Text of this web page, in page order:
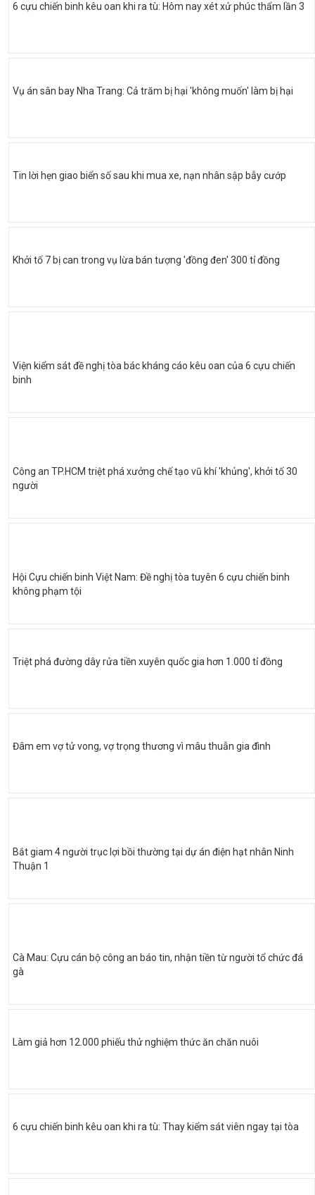
6 cựu chiến binh kêu oan khi ra tù: Hôm nay xét xử phúc thẩm lần 3
Vụ án sân bay Nha Trang: Cả trăm bị hại 'không muốn' làm bị hại
Tin lời hẹn giao biển số sau khi mua xe, nạn nhân sập bẫy cướp
Khởi tố 7 bị can trong vụ lừa bán tượng 'đồng đen' 300 tỉ đồng
Viện kiểm sát đề nghị tòa bác kháng cáo kêu oan của 6 cựu chiến
binh
Công an TP.HCM triệt phá xưởng chế tạo vũ khí 'khủng', khởi tố 30
người
Hội Cựu chiến binh Việt Nam: Đề nghị tòa tuyên 6 cựu chiến binh
không phạm tội
Triệt phá đường dây rửa tiền xuyên quốc gia hơn 1.000 tỉ đồng
Đâm em vợ tử vong, vợ trọng thương vì mâu thuẫn gia đình
Bắt giam 4 người trục lợi bồi thường tại dự án điện hạt nhân Ninh
Thuận 1
Cà Mau: Cựu cán bộ công an báo tin, nhận tiền từ người tổ chức đá
gà
Làm giả hơn 12.000 phiếu thử nghiệm thức ăn chăn nuôi
6 cựu chiến binh kêu oan khi ra tù: Thay kiểm sát viên ngay tại tòa